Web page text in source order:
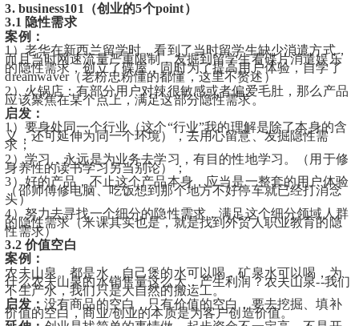
3. business101（创业的5个point）
3.1 隐性需求
案例：
1）老华在新西兰留学时，看到了当时留学生缺少消遣方式，
而且当时网速流量严重限制，发掘到留学生看碟片消遣娱乐
的隐性需求，创立了碟屋，同时为了提高用户体验，自学了
dreamwaver（老粉忠粉懂的都懂，这里不赘述）
2）火锅店：有部分用户对辣很敏感或者偏爱毛肚，那么产品
应该聚焦在某个点上，满足这部分隐性需求。
启发：
1）要身处同一个行业（这个“行业”我的理解是除了本身的含
义，还可延伸为同一个环境），去用心留意、发掘隐性需
求；
2）学习，永远是为业务去学习，有目的性地学习。（用于修
身养性的读书学习另当别论）；
3）好的产品，不止这个产品本身，应当是一整套的用户体验
（邵师傅修电脑、吃饭想到那个地方不好停车就已经打消念
头）
4）努力去寻找一个细分的隐性需求，满足这个细分领域人群
的隐性需求（米课其实也是，就是找到外贸人职业教育的隐
性需求）
3.2 价值空白
案例：
农夫山泉。都是水，自己煲的水可以喝，矿泉水可以喝，为
什么农夫山泉的水销售量这么大，产生利润？农夫山泉--我们
不生产水，我们只是大自然的搬运工。
启发： 没有商品的空白，只有价值的空白，要去挖掘、填补
价值的空白，商业/创业的本质是为客户创造价值。